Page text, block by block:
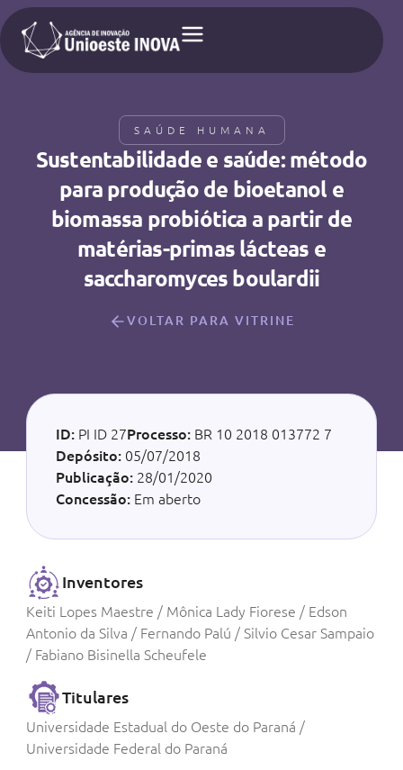
SAÚDE HUMANA
Sustentabilidade e saúde: método
para produção de bioetanol e
biomassa probiótica a partir de
matérias-primas lácteas e
saccharomyces boulardii
VOLTAR PARA VITRINE
ID: PI ID 27Processo: BR 10 2018 013772 7
Depósito: 05/07/2018
Publicação: 28/01/2020
Concessão: Em aberto
Inventores
Keiti Lopes Maestre / Mônica Lady Fiorese / Edson
Antonio da Silva / Fernando Palú / Silvio Cesar Sampaio
/ Fabiano Bisinella Scheufele
Titulares
Universidade Estadual do Oeste do Paraná /
Universidade Federal do Paraná